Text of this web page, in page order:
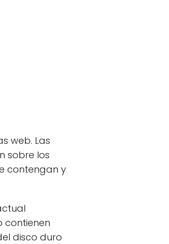
web. Las
sobre los
contengan y
contienen
disco duro